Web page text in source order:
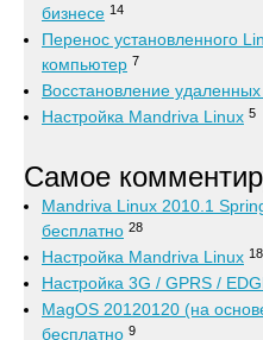
бизнесе 14
Перенос установленного
компьютер 7
Восстановление
Настройка Mandriva Linux 5
Самое
Mandriva Linux 2010.1
бесплатно 28
Настройка Mandriva Linux 18
Настройка 3G / GPRS /
MagOS 20120120 (на
бесплатно 9